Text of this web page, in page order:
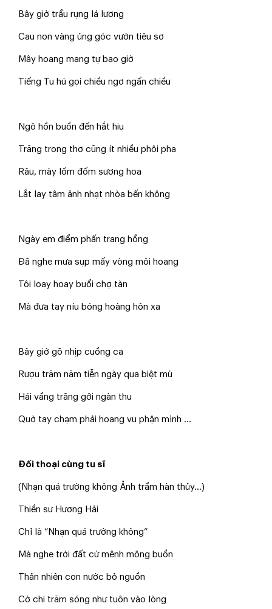
Bây giờ trầu rụng lá lương
Cau non vàng ủng góc vườn tiêu sơ
Mây hoang mang tự bao giờ
Tiếng Tu hú gọi chiều ngơ ngẩn chiều
Ngõ hồn buồn đến hắt hiu
Trăng trong thơ cũng ít nhiều phôi pha
Râu, mày lốm đốm sương hoa
Lắt lay tâm ảnh nhạt nhòa bến không
Ngày em điểm phấn trang hồng
Đã nghe mưa sụp mấy vòng môi hoang
Tôi loay hoay buổi chợ tàn
Mà đưa tay níu bóng hoàng hôn xa
Bây giờ gõ nhịp cuồng ca
Rượu trăm năm tiễn ngày qua biệt mù
Hái vầng trăng gởi ngàn thu
Quờ tay chạm phải hoang vu phận mình ...
Đối thoại cùng tu sĩ
(Nhạn quá trường không Ảnh trầm hàn thủy...)
Thiền sư Hương Hải
Chỉ là “Nhạn quá trường không”
Mà nghe trời đất cứ mênh mông buồn
Thản nhiên con nước bỏ nguồn
Cớ chi trăm sóng như tuôn vào lòng